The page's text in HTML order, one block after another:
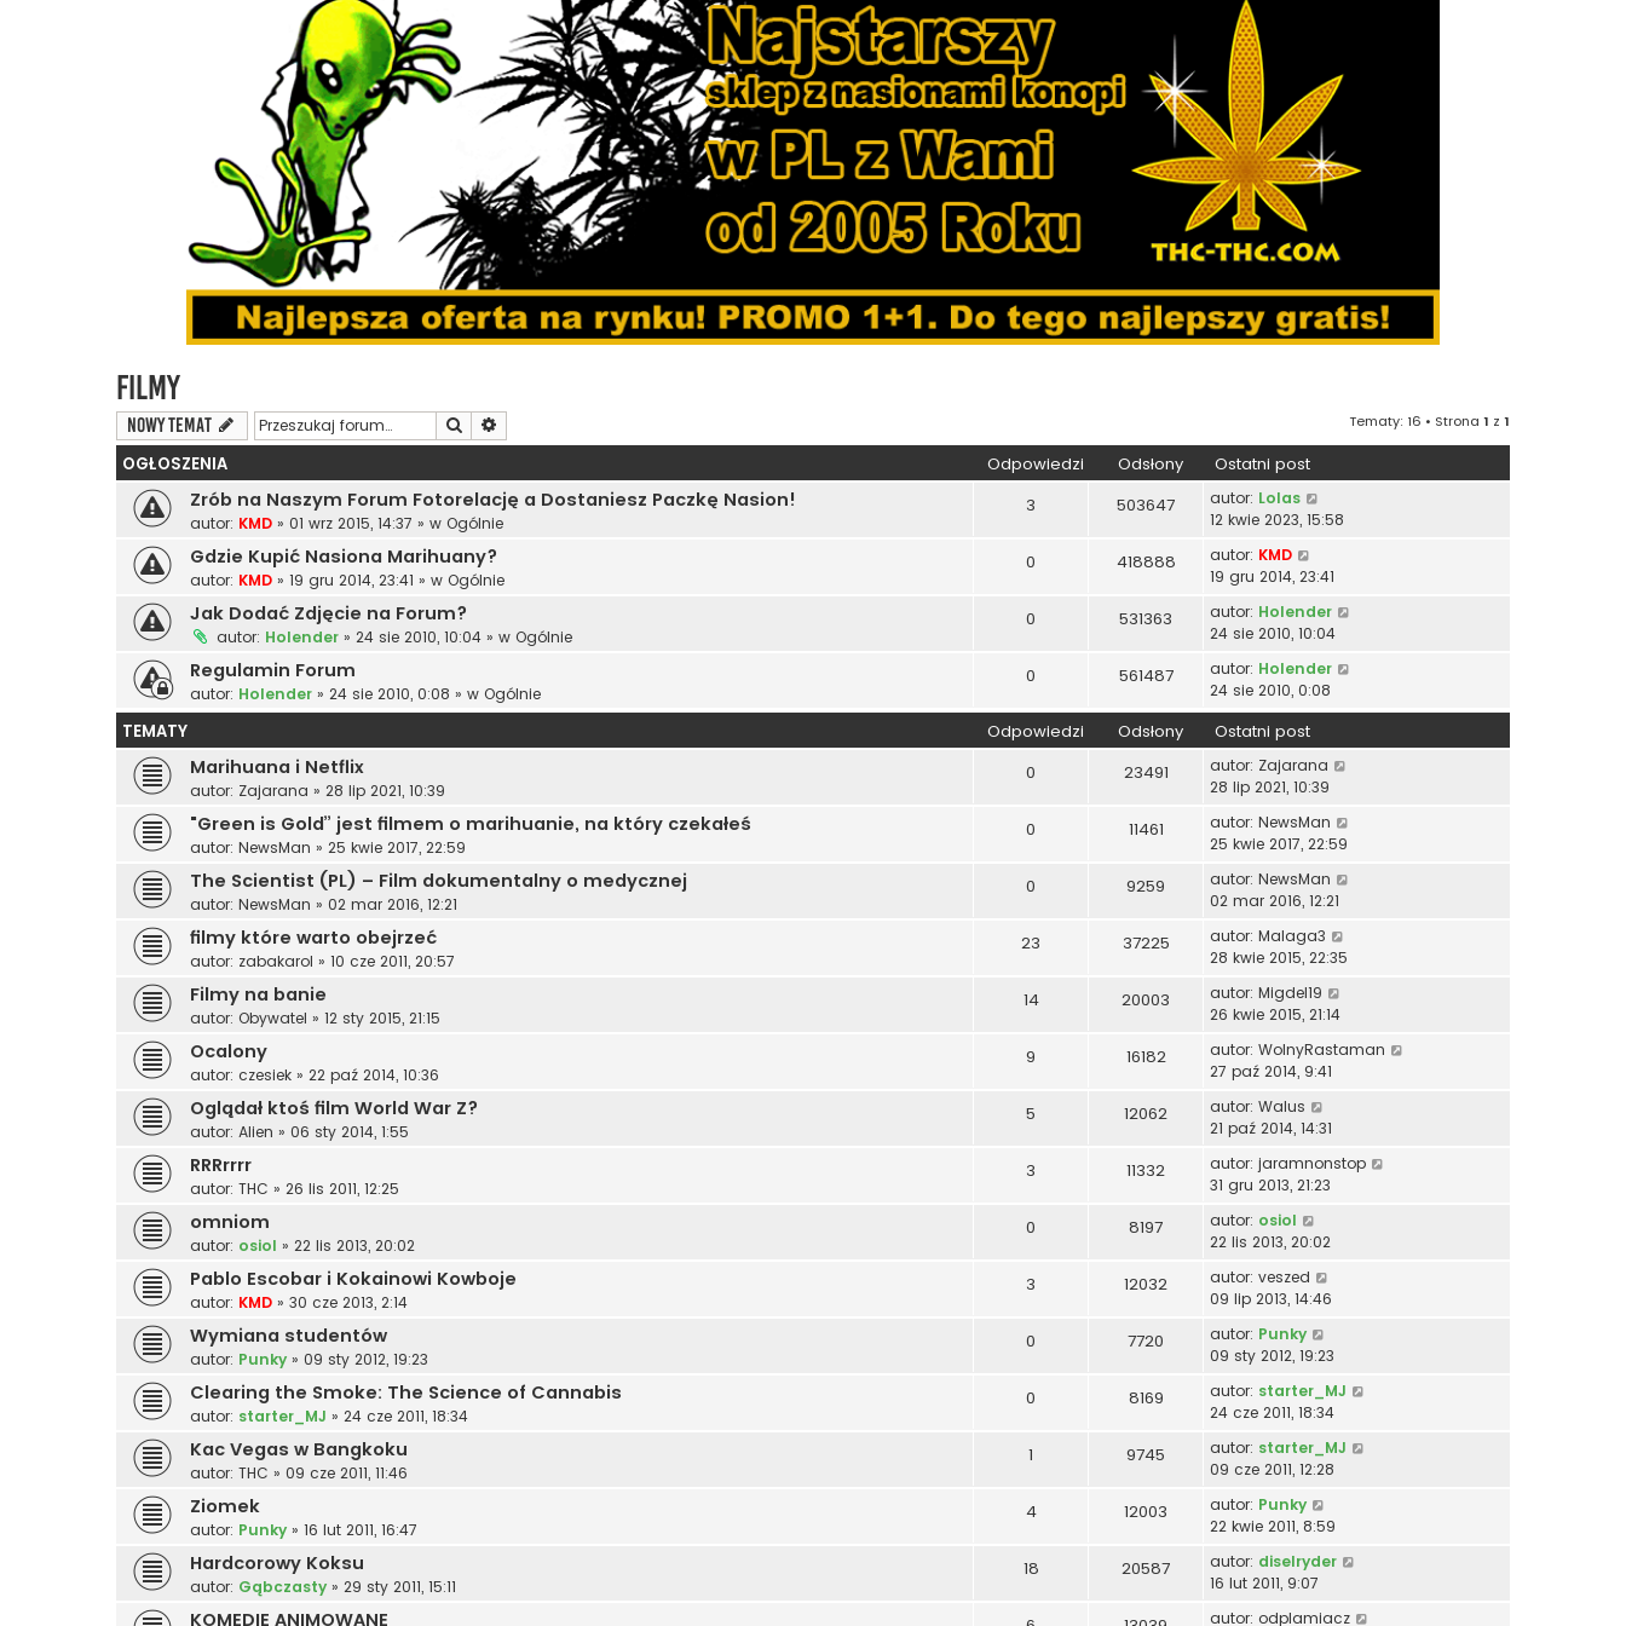
Filmy
NOWY TEMAT Szukaj Tematy: 16 • Strona 1 z 1
OGŁOSZENIA Odpowiedzi Odsłony Ostatni post
Zrób na Naszym Forum Fotorelację a Dostaniesz Paczkę Nasion!
autor: KMD » 01 wrz 2015, 14:37 » w Ogólnie
3 503647 autor: Lolas
12 kwie 2023, 15:58
Gdzie Kupić Nasiona Marihuany?
autor: KMD » 19 gru 2014, 23:41 » w Ogólnie
0 418888 autor: KMD
19 gru 2014, 23:41
Jak Dodać Zdjęcie na Forum?
autor: Holender » 24 sie 2010, 10:04 » w Ogólnie
0 531363 autor: Holender
24 sie 2010, 10:04
Regulamin Forum
autor: Holender » 24 sie 2010, 0:08 » w Ogólnie
0 561487 autor: Holender
24 sie 2010, 0:08
TEMATY Odpowiedzi Odsłony Ostatni post
Marihuana i Netflix
autor: Zajarana » 28 lip 2021, 10:39
0 23491 autor: Zajarana
28 lip 2021, 10:39
"Green is Gold” jest filmem o marihuanie, na który czekałeś
autor: NewsMan » 25 kwie 2017, 22:59
0 11461 autor: NewsMan
25 kwie 2017, 22:59
The Scientist (PL) – Film dokumentalny o medycznej
autor: NewsMan » 02 mar 2016, 12:21
0 9259 autor: NewsMan
02 mar 2016, 12:21
filmy które warto obejrzeć
autor: zabakarol » 10 cze 2011, 20:57
23 37225 autor: Malaga3
28 kwie 2015, 22:35
Filmy na banie
autor: Obywatel » 12 sty 2015, 21:15
14 20003 autor: Migdel19
26 kwie 2015, 21:14
Ocalony
autor: czesiek » 22 paź 2014, 10:36
9 16182 autor: WolnyRastaman
27 paź 2014, 9:41
Oglądał ktoś film World War Z?
autor: Alien » 06 sty 2014, 1:55
5 12062 autor: Walus
21 paź 2014, 14:31
RRRrrrr
autor: THC » 26 lis 2011, 12:25
3 11332 autor: jaramnonstop
31 gru 2013, 21:23
omniom
autor: osiol » 22 lis 2013, 20:02
0 8197 autor: osiol
22 lis 2013, 20:02
Pablo Escobar i Kokainowi Kowboje
autor: KMD » 30 cze 2013, 2:14
3 12032 autor: veszed
09 lip 2013, 14:46
Wymiana studentów
autor: Punky » 09 sty 2012, 19:23
0 7720 autor: Punky
09 sty 2012, 19:23
Clearing the Smoke: The Science of Cannabis
autor: starter_MJ » 24 cze 2011, 18:34
0 8169 autor: starter_MJ
24 cze 2011, 18:34
Kac Vegas w Bangkoku
autor: THC » 09 cze 2011, 11:46
1 9745 autor: starter_MJ
09 cze 2011, 12:28
Ziomek
autor: Punky » 16 lut 2011, 16:47
4 12003 autor: Punky
22 kwie 2011, 8:59
Hardcorowy Koksu
autor: Gąbczasty » 29 sty 2011, 15:11
18 20587 autor: diselryder
16 lut 2011, 9:07
KOMEDIE ANIMOWANE autor: odplamiacz